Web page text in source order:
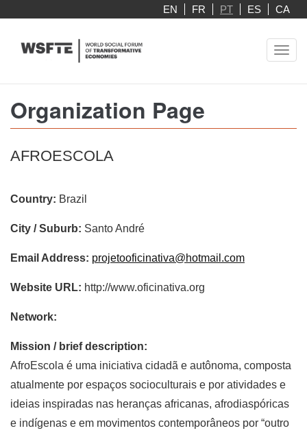
main
EN FR PT ES CA
Organization Page
AFROESCOLA
Country: Brazil
City / Suburb: Santo André
Email Address: projetooficinativa@hotmail.com
Website URL: http://www.oficinativa.org
Network:
Mission / brief description:
AfroEscola é uma iniciativa cidadã e autônoma, composta
atualmente por espaços socioculturais e por atividades e
ideias inspiradas nas heranças africanas, afrodiaspóricas
e indígenas e em movimentos contemporâneos por “outro